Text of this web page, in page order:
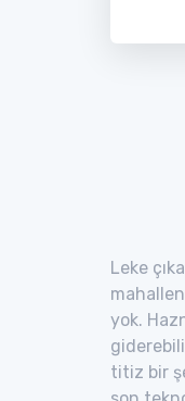
Leke
yok.
titiz bir